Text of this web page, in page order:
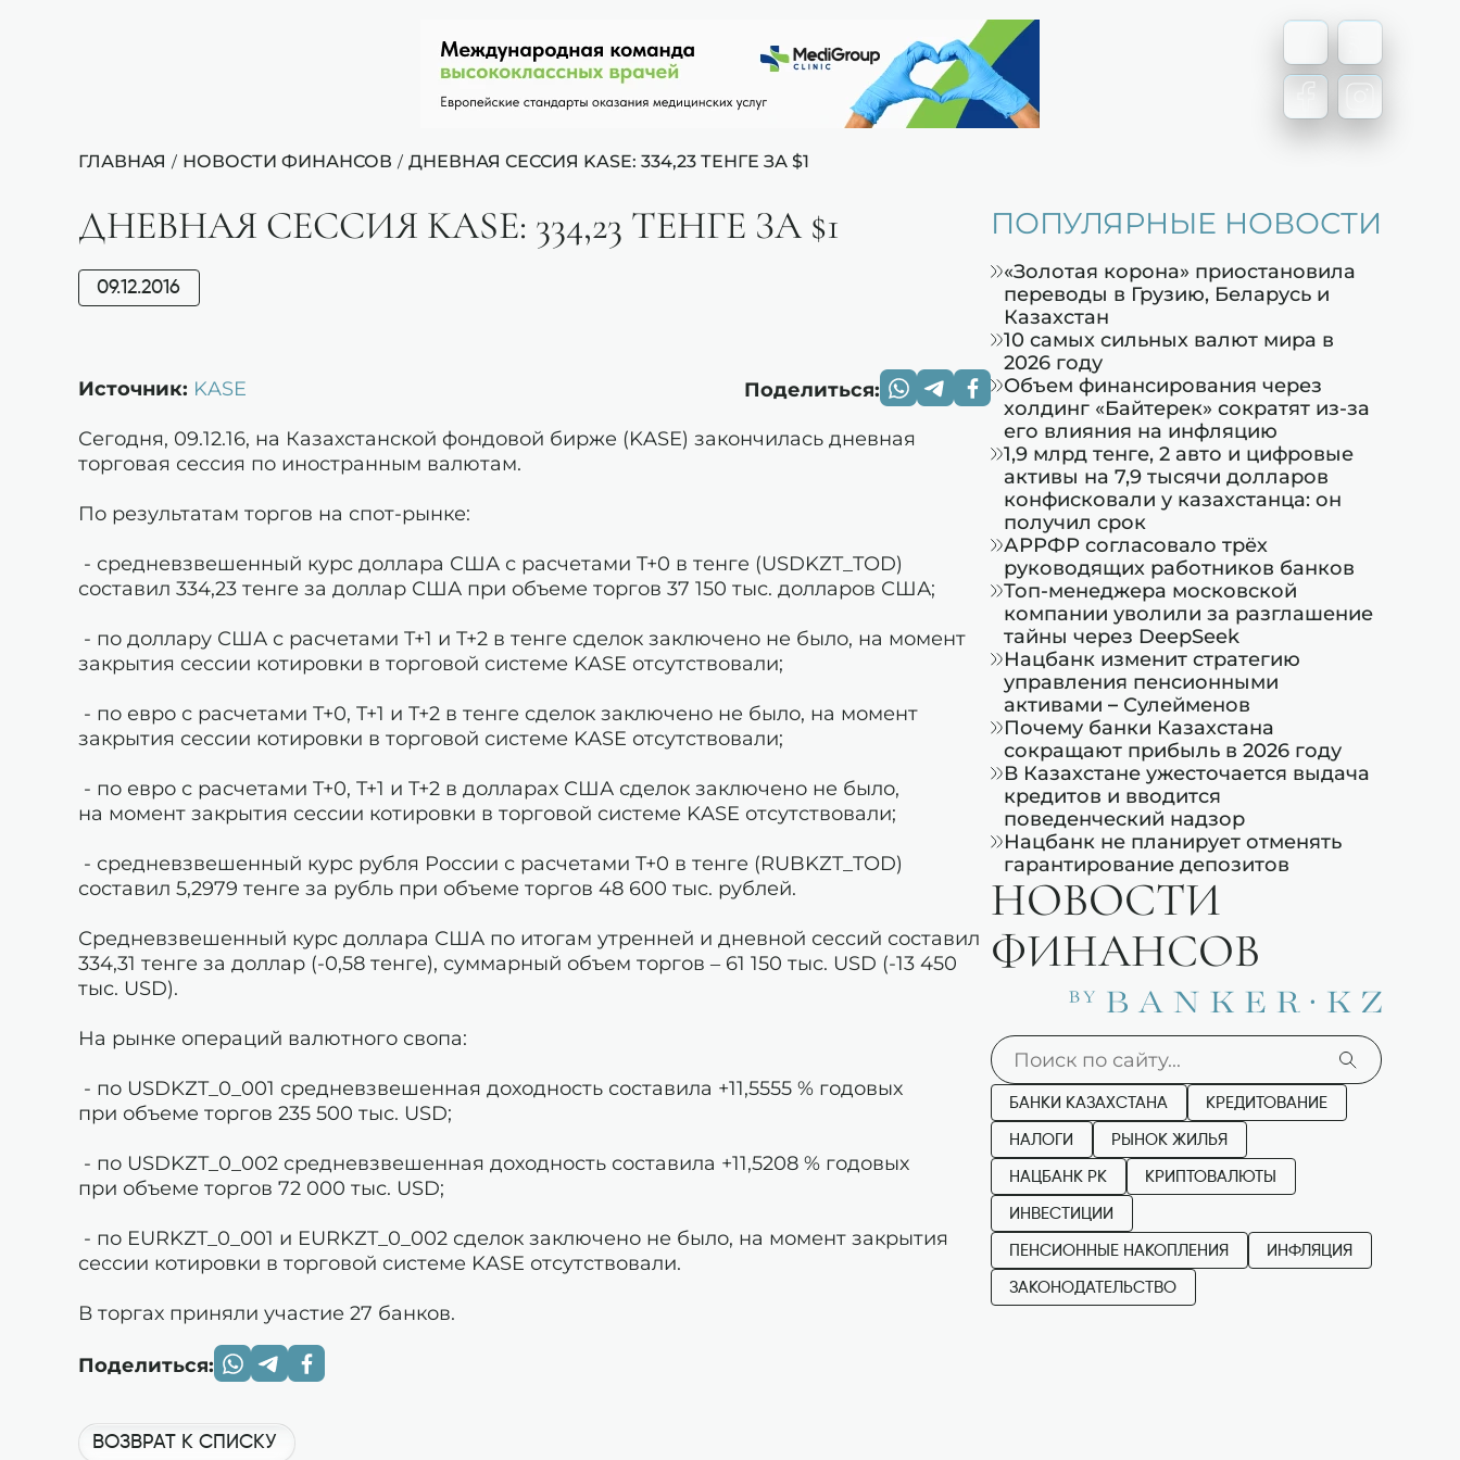
ГЛАВНАЯ / НОВОСТИ ФИНАНСОВ / ДНЕВНАЯ СЕССИЯ KASE: 334,23 ТЕНГЕ ЗА $1
ДНЕВНАЯ СЕССИЯ KASE: 334,23 ТЕНГЕ ЗА $1
09.12.2016
Источник: KASE Поделиться:
Сегодня, 09.12.16, на Казахстанской фондовой бирже (KASE) закончилась дневная
торговая сессия по иностранным валютам.
По результатам торгов на спот-рынке:
- средневзвешенный курс доллара США с расчетами T+0 в тенге (USDKZT_TOD)
составил 334,23 тенге за доллар США при объеме торгов 37 150 тыс. долларов США;
- по доллару США с расчетами T+1 и T+2 в тенге сделок заключено не было, на момент
закрытия сессии котировки в торговой системе KASE отсутствовали;
- по евро с расчетами T+0, T+1 и T+2 в тенге сделок заключено не было, на момент
закрытия сессии котировки в торговой системе KASE отсутствовали;
- по евро с расчетами T+0, T+1 и T+2 в долларах США сделок заключено не было,
на момент закрытия сессии котировки в торговой системе KASE отсутствовали;
- средневзвешенный курс рубля России с расчетами T+0 в тенге (RUBKZT_TOD)
составил 5,2979 тенге за рубль при объеме торгов 48 600 тыс. рублей.
Средневзвешенный курс доллара США по итогам утренней и дневной сессий составил
334,31 тенге за доллар (-0,58 тенге), суммарный объем торгов – 61 150 тыс. USD (-13 450
тыс. USD).
На рынке операций валютного свопа:
- по USDKZT_0_001 средневзвешенная доходность составила +11,5555 % годовых
при объеме торгов 235 500 тыс. USD;
- по USDKZT_0_002 средневзвешенная доходность составила +11,5208 % годовых
при объеме торгов 72 000 тыс. USD;
- по EURKZT_0_001 и EURKZT_0_002 сделок заключено не было, на момент закрытия
сессии котировки в торговой системе KASE отсутствовали.
В торгах приняли участие 27 банков.
Поделиться:
ВОЗВРАТ К СПИСКУ
ПОПУЛЯРНЫЕ НОВОСТИ
«Золотая корона» приостановила
переводы в Грузию, Беларусь и
Казахстан
10 самых сильных валют мира в
2026 году
Объем финансирования через
холдинг «Байтерек» сократят из-за
его влияния на инфляцию
1,9 млрд тенге, 2 авто и цифровые
активы на 7,9 тысячи долларов
конфисковали у казахстанца: он
получил срок
АРРФР согласовало трёх
руководящих работников банков
Топ-менеджера московской
компании уволили за разглашение
тайны через DeepSeek
Нацбанк изменит стратегию
управления пенсионными
активами – Сулейменов
Почему банки Казахстана
сокращают прибыль в 2026 году
В Казахстане ужесточается выдача
кредитов и вводится
поведенческий надзор
Нацбанк не планирует отменять
гарантирование депозитов
НОВОСТИ
ФИНАНСОВ
БАНКИ КАЗАХСТАНА КРЕДИТОВАНИЕ
НАЛОГИ РЫНОК ЖИЛЬЯ
НАЦБАНК РК КРИПТОВАЛЮТЫ
ИНВЕСТИЦИИ
ПЕНСИОННЫЕ НАКОПЛЕНИЯ ИНФЛЯЦИЯ
ЗАКОНОДАТЕЛЬСТВО